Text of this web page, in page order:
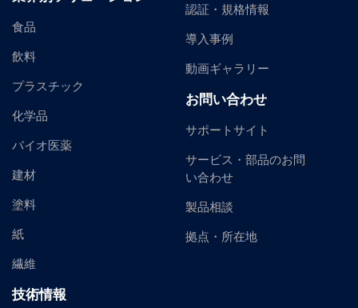
食品
飲料
プラスチック
化学品
バイオ医薬
建材
塗料
紙
繊維
技術情報
認証・規格情報
導入事例
動画ギャラリー
お問い合わせ
サポートサイト
サービス・部品のお問
い合わせ
製品相談
拠点・所在地